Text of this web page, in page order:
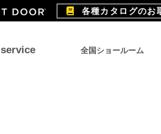
各種カタログのお
service 全国ショールーム